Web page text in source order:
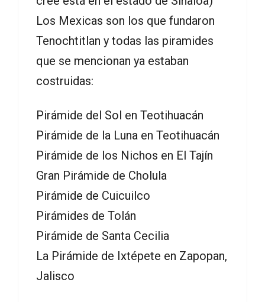
Los Mexicas son los que fundaron
Tenochtitlan y todas las piramides
que se mencionan ya estaban
costruidas:
Pirámide del Sol en Teotihuacán
Pirámide de la Luna en Teotihuacán
Pirámide de los Nichos en El Tajín
Gran Pirámide de Cholula
Pirámide de Cuicuilco
Pirámides de Tolán
Pirámide de Santa Cecilia
La Pirámide de Ixtépete en Zapopan,
Jalisco